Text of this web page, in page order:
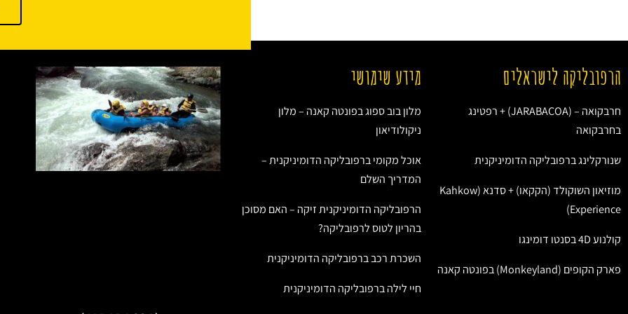
הרפובליקה לישראלים
חרבקואה – (JARABACOA) + רפטינג
בחרבקואה
שנורקלינג ברפובליקה הדומיניקנית
מוזיאון השוקולד (הקקאו) + סדנא (Kahkow
Experience)
קולנוע 4D בסנטו דומינגו
פארק הקופים (Monkeyland) בפונטה קאנה
מידע שימושי
מלון בוב ספוג בפונטה קאנה – מלון
ניקולודיאון
אוכל מקומי ברפובליקה הדומיניקנית –
המדריך השלם
הרפובליקה הדומיניקנית זיקה – האם מסוכן
בהריון לטוס לרפובליקה?
השכרת רכב ברפובליקה הדומיניקנית
חיי לילה ברפובליקה הדומיניקנית